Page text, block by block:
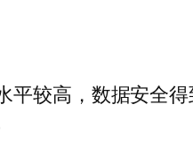
平较高，数据安全